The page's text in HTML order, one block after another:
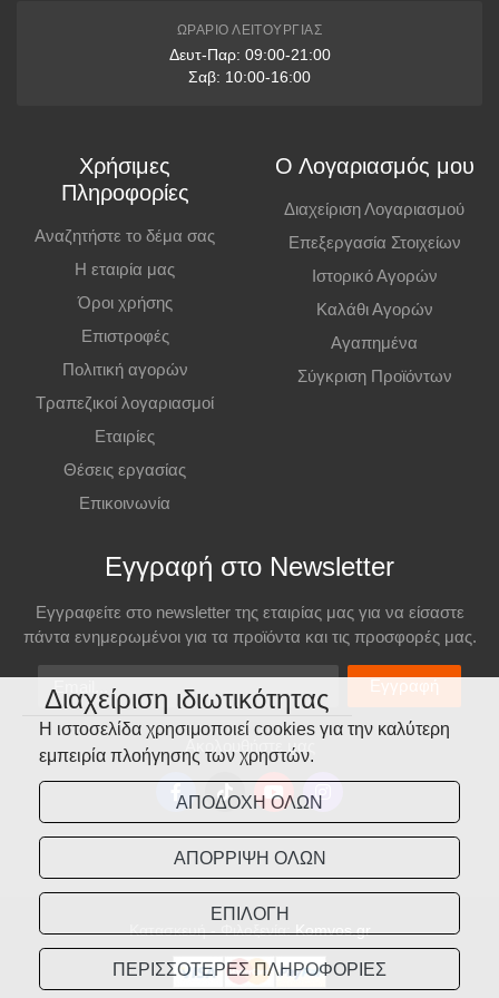
Παραλαβή από Κατάστημα
διαφορετικά η παραγγελία ακυρώνεται.
Επιπλέον Πληροφορίες
Οι τιμές ισχύουν και για αγορές από το φυσικό κατάστημα.
ΩΡΆΡΙΟ ΛΕΙΤΟΥΡΓΊΑΣ
Δευτ-Παρ: 09:00-21:00
Σαβ: 10:00-16:00
Χρήσιμες
Πληροφορίες
Αναζητήστε το δέμα σας
Η εταιρία μας
Όροι χρήσης
Επιστροφές
Πολιτική αγορών
Τραπεζικοί λογαριασμοί
Εταιρίες
Θέσεις εργασίας
Επικοινωνία
Ο Λογαριασμός μου
Διαχείριση Λογαριασμού
Επεξεργασία Στοιχείων
Ιστορικό Αγορών
Καλάθι Αγορών
Αγαπημένα
Σύγκριση Προϊόντων
Εγγραφή στο Newsletter
Εγγραφείτε στο newsletter της εταιρίας μας για να είσαστε
πάντα ενημερωμένοι για τα προϊόντα και τις προσφορές μας.
Email
Εγγραφή
Ακολουθήστε μας
Κατασκευή - Φιλοξενία:Komvos.gr
Διαχείριση ιδιωτικότητας
Η ιστοσελίδα χρησιμοποιεί cookies για την καλύτερη
εμπειρία πλοήγησης των χρηστών.
ΑΠΟΔΟΧΗ ΟΛΩΝ
ΑΠΟΡΡΙΨΗ ΟΛΩΝ
ΕΠΙΛΟΓΗ
ΠΕΡΙΣΣΟΤΕΡΕΣ ΠΛΗΡΟΦΟΡΙΕΣ